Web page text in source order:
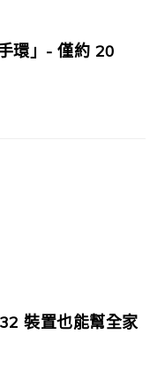
環」- 僅約 20
裝置也能幫全家